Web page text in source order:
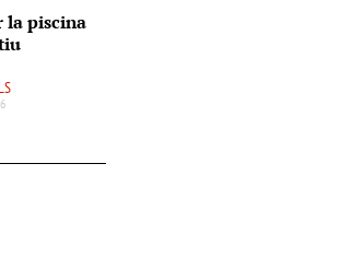
la piscina